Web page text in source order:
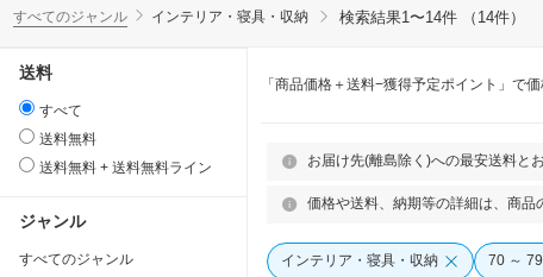
すべてのジャンル インテリア・寝具・収納 検索結果1〜14件 （14件）
送料
すべて
送料無料
送料無料 + 送料無料ライン
ジャンル
すべてのジャンル
「商品価格＋送料−獲得予定ポイント」で
お届け先(離島除く)への最安送料と
価格や送料、納期等の詳細は、商
インテリア・寝具・収納 70 ～